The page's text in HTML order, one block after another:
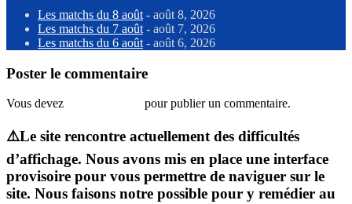
Les matchs du 8 août - août 8, 2026
Les matchs du 7 août - août 7, 2026
Les matchs du 6 août - août 6, 2026
Poster le commentaire
Vous devez pour publier un commentaire.
⚠️Le site rencontre actuellement des difficultés
d’affichage. Nous avons mis en place une interface
provisoire pour vous permettre de naviguer sur le
site. Nous faisons notre possible pour y remédier au